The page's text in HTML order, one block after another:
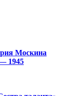
Москина
1945